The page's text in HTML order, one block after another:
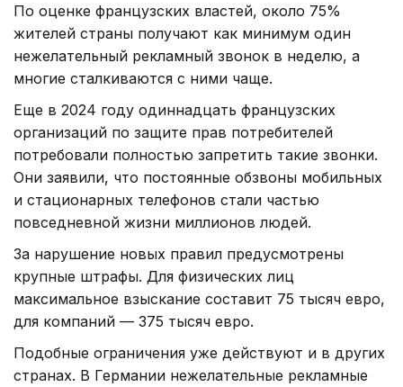
По оценке французских властей, около 75%
жителей страны получают как минимум один
нежелательный рекламный звонок в неделю, а
многие сталкиваются с ними чаще.
Еще в 2024 году одиннадцать французских
организаций по защите прав потребителей
потребовали полностью запретить такие звонки.
Они заявили, что постоянные обзвоны мобильных
и стационарных телефонов стали частью
повседневной жизни миллионов людей.
За нарушение новых правил предусмотрены
крупные штрафы. Для физических лиц
максимальное взыскание составит 75 тысяч евро,
для компаний — 375 тысяч евро.
Подобные ограничения уже действуют и в других
странах. В Германии нежелательные рекламные